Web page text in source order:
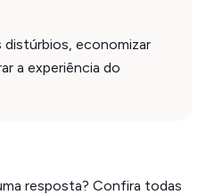
distúrbios, economizar
a experiência do
resposta? Confira todas